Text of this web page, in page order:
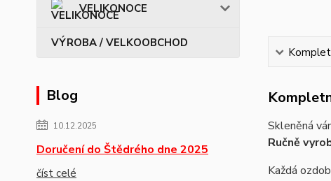
VELIKONOCE
VÝROBA / VELKOOBCHOD
Blog
10.12.2025
Doručení do Štědrého dne 2025
číst celé
Skleněná
Ručně
Každá